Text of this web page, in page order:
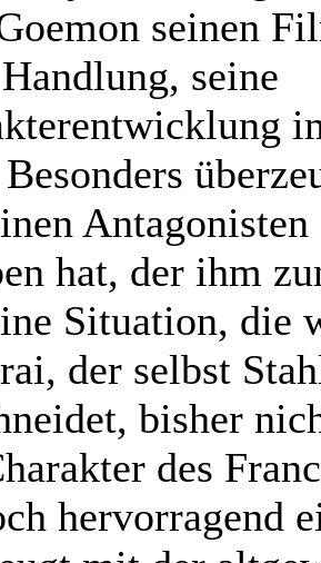
seinen
seine
Antagonisten
hat, der ihm
Situation, die
der selbst
bisher
des
hervorragend